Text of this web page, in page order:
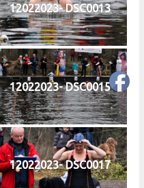
12022023- DSC0013
12022023- DSC0015
12022023- DSC0017